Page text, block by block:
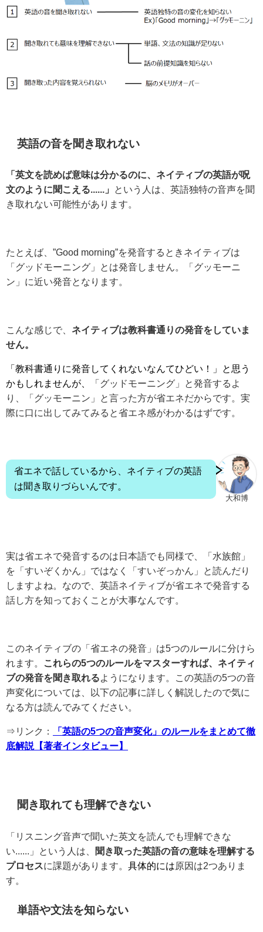
英語の音を聞き取れない
「英文を読めば意味は分かるのに、ネイティブの英語が呪
文のように聞こえる......」
という人は、英語独特の音声を聞
き取れない可能性があります。
たとえば、”Good morning”を発音するときネイティブは
「グッドモーニング」とは発音しません。「グッモーニ
ン」に近い発音となります。
こんな感じで、 ネイティブは教科書通りの発音をしていま
せん。
「教科書通りに発音してくれないなんてひどい！」と思う
かもしれませんが、
「グッドモーニング」と発音するよ
り、「グッモーニン」と言った方が省エネだからです。実
際に口に出してみてみると省エネ感がわかるはずです。
大和博
省エネで話しているから、ネイティブの英語
は聞き取りづらいんです。
実は省エネで発音するのは日本語でも同様で、「水族館」
を「すいぞくかん」ではなく「すいぞっかん」と読んだり
しますよね。なので、英語ネイティブが省エネで発音する
話し方を知っておくことが大事なんです。
このネイティブの「省エネの発音」は5つのルールに分けら
れます。
これらの5つのルールをマスターすれば、ネイティ
ブの発音を聞き取れる ようになります。この英語の5つの音
声変化については、以下の記事に詳しく解説したので気に
なる方は読んでみてください。
⇒リンク：
「英語の5つの音声変化」のルールをまとめて徹
底解説【著者インタビュー】
聞き取れても理解できない
「リスニング音声で聞いた英文を読んでも理解できな
い......」という人は、
聞き取った英語の音の意味を理解する
プロセスに課題があります。 具体的には原因は2つありま
す。
単語や文法を知らない